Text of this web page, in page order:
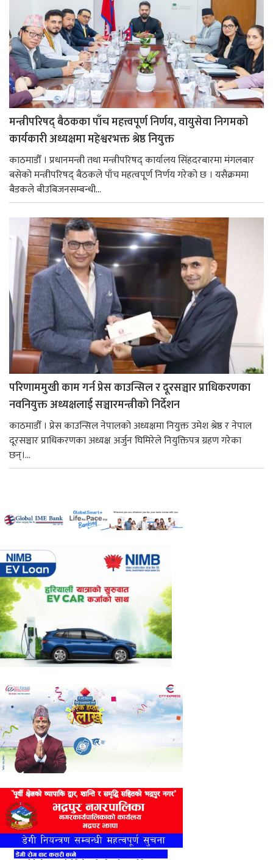
मन्त्रीपरिषद् बैठकका पाँच महत्त्वपूर्ण निर्णय, वायुसेवा निगमको
कार्यकारी अध्यक्षमा महेश्वरभक्त श्रेष्ठ नियुक्त
काठमाडौँ । प्रधानमन्त्री तथा मन्त्रीपरिषद् कार्यालय सिंहदरबारमा मंगलबार
बसेको मन्त्रीपरिषद् बैठकले पाँच महत्वपूर्ण निर्णय गरेको छ । यसैक्रममा
बैडकले बीउबिजनसम्बन्धी...
परिणाममुखी काम गर्न प्रेस काउन्सिल र दूरसञ्चार प्राधिकरणका
नवनियुक्त अध्यक्षलाई सञ्चारमन्त्रीको निर्देशन
काठमाडौँ । प्रेस काउन्सिल नेपालको अध्यक्षमा नियुक्त उमेश श्रेष्ठ र नेपाल
दूरसञ्चार प्राधिकरणका अध्यक्ष अर्जुन घिमिरेले नियुक्तिपत्र ग्रहण गरेका
छन्।...